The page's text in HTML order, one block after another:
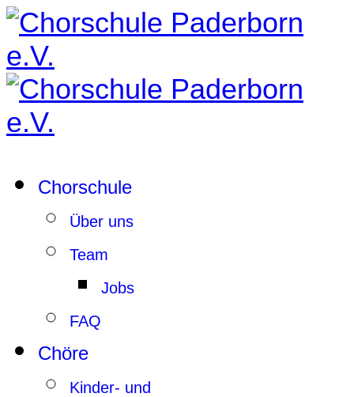
Chorschule
Über uns
Team
Jobs
FAQ
Chöre
Kinder- und